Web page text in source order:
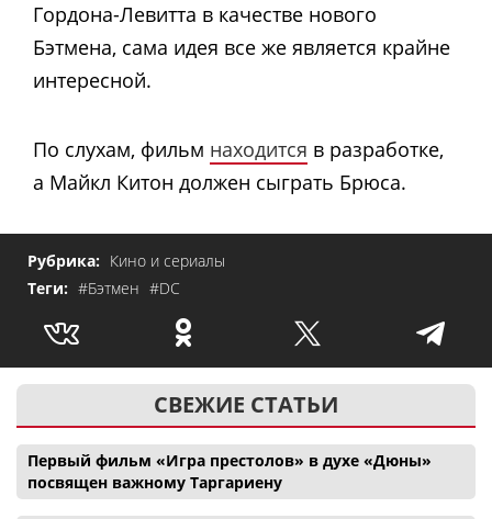
Гордона-Левитта в качестве нового
Бэтмена, сама идея все же является крайне
интересной.
По слухам, фильм находится в разработке,
а Майкл Китон должен сыграть Брюса.
Рубрика: Кино и сериалы
Теги: #Бэтмен #DC
СВЕЖИЕ СТАТЬИ
Первый фильм «Игра престолов» в духе «Дюны»
посвящен важному Таргариену